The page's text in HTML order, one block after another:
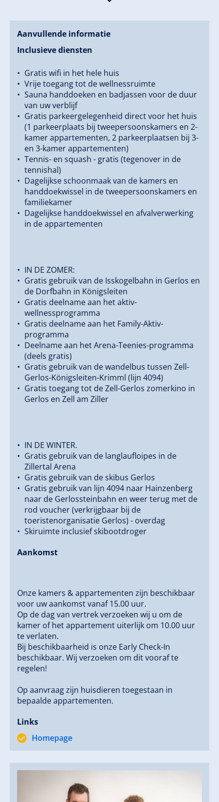
van de grootsteskigebieden
afdalingen en moderne liftinstallaties. Buiten de
idyllische langlaufroutes en razendsnelle
rodelbanen.Onvergetelijke momenten in de sneeuw
inbegrepen.
Of u nu sportief actief bent of heerlijk ontspant –
in Hotel Alpinjuwel Gerlos ervaart u de perfecte
combinatie van alpine natuur, het hoogste
comfort en warme Tiroler gastvrijheid.
Aanvullende informatie
Inclusieve diensten
Gratis wifi in het hele huis
Vrije toegang tot de wellnessruimte
Sauna handdoeken en badjassen voor de duur
van uw verblijf
Gratis parkeergelegenheid direct voor het huis
(1 parkeerplaats bij tweepersoonskamers en 2-
kamer appartementen, 2 parkeerplaatsen bij 3-
en 3-kamer appartementen)
Tennis- en squash - gratis (tegenover in de
tennishal)
Dagelijkse schoonmaak van de kamers en
handdoekwissel in de tweepersoonskamers en
familiekamer
Dagelijkse handdoekwissel en afvalverwerking
in de appartementen
IN DE ZOMER:
Gratis gebruik van de Isskogelbahn in Gerlos en
de Dorfbahn in Königsleiten
Gratis deelname aan het aktiv-
wellnessprogramma
Gratis deelname aan het Family-Aktiv-
programma
Deelname aan het Arena-Teenies-programma
(deels gratis)
Gratis gebruik van de wandelbus tussen Zell-
Gerlos-Königsleiten-Krimml (lijn 4094)
Gratis toegang tot de Zell-Gerlos zomerkino in
Gerlos en Zell am Ziller
IN DE WINTER.
Gratis gebruik van de langlaufloipes in de
Zillertal Arena
Gratis gebruik van de skibus Gerlos
Gratis gebruik van lijn 4094 naar Hainzenberg
naar de Gerlossteinbahn en weer terug met de
rod voucher (verkrijgbaar bij de
toeristenorganisatie Gerlos) - overdag
Skiruimte inclusief skibootdroger
Aankomst
Onze kamers & appartementen zijn beschikbaar
voor uw aankomst vanaf 15.00 uur.
Op de dag van vertrek verzoeken wij u om de
kamer of het appartement uiterlijk om 10.00 uur
te verlaten.
Bij beschikbaarheid is onze Early Check-In
beschikbaar. Wij verzoeken om dit vooraf te
regelen!
Op aanvraag zijn huisdieren toegestaan in
bepaalde appartementen.
Links
Homepage